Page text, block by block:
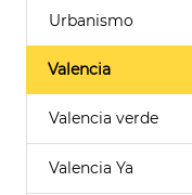
Urbanismo
Valencia
Valencia verde
Valencia Ya